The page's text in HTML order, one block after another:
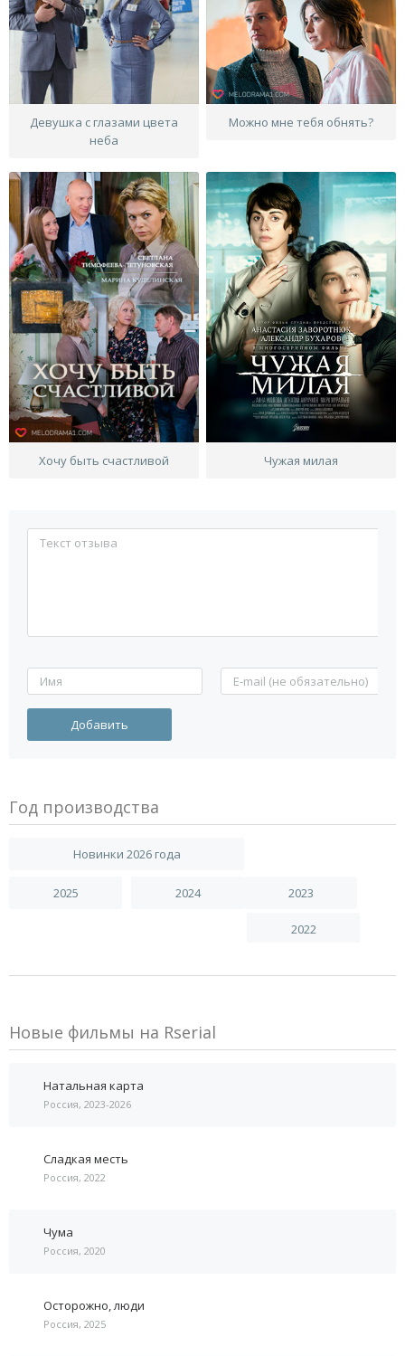
Девушка с глазами цвета
неба
Можно мне тебя обнять?
Хочу быть счастливой Чужая милая
Год производства
Новинки 2026 года
2025 2024 2023
2022
Новые фильмы на Rserial
Натальная карта
Россия, 2023-2026
Сладкая месть
Россия, 2022
Чума
Россия, 2020
Осторожно, люди
Россия, 2025